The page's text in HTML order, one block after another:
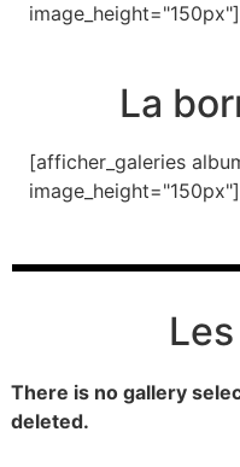
image_height="150px"]
La
[afficher_galeries
image_height="150px"]
There is no gallery
deleted.